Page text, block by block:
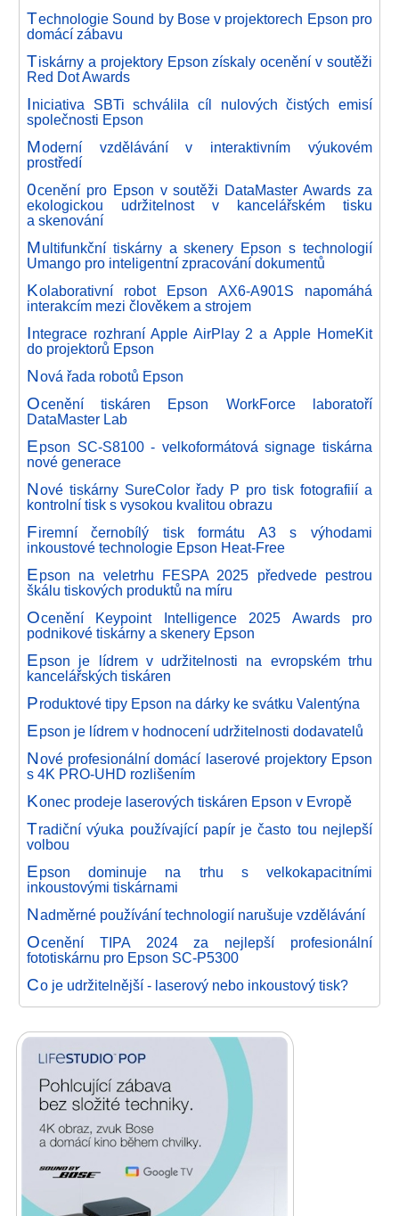
Technologie Sound by Bose v projektorech Epson pro
domácí zábavu
Tiskárny a projektory Epson získaly ocenění v soutěži
Red Dot Awards
Iniciativa SBTi schválila cíl nulových čistých emisí
společnosti Epson
Moderní vzdělávání v interaktivním výukovém
prostředí
0cenění pro Epson v soutěži DataMaster Awards za
ekologickou udržitelnost v kancelářském tisku
a skenování
Multifunkční tiskárny a skenery Epson s technologií
Umango pro inteligentní zpracování dokumentů
Kolaborativní robot Epson AX6-A901S napomáhá
interakcím mezi člověkem a strojem
Integrace rozhraní Apple AirPlay 2 a Apple HomeKit
do projektorů Epson
Nová řada robotů Epson
Ocenění tiskáren Epson WorkForce laboratoří
DataMaster Lab
Epson SC-S8100 - velkoformátová signage tiskárna
nové generace
Nové tiskárny SureColor řady P pro tisk fotografiií a
kontrolní tisk s vysokou kvalitou obrazu
Firemní černobílý tisk formátu A3 s výhodami
inkoustové technologie Epson Heat-Free
Epson na veletrhu FESPA 2025 předvede pestrou
škálu tiskových produktů na míru
Ocenění Keypoint Intelligence 2025 Awards pro
podnikové tiskárny a skenery Epson
Epson je lídrem v udržitelnosti na evropském trhu
kancelářských tiskáren
Produktové tipy Epson na dárky ke svátku Valentýna
Epson je lídrem v hodnocení udržitelnosti dodavatelů
Nové profesionální domácí laserové projektory Epson
s 4K PRO-UHD rozlišením
Konec prodeje laserových tiskáren Epson v Evropě
Tradiční výuka používající papír je často tou nejlepší
volbou
Epson dominuje na trhu s velkokapacitními
inkoustovými tiskárnami
Nadměrné používání technologií narušuje vzdělávání
Ocenění TIPA 2024 za nejlepší profesionální
fototiskárnu pro Epson SC-P5300
Co je udržitelnější - laserový nebo inkoustový tisk?